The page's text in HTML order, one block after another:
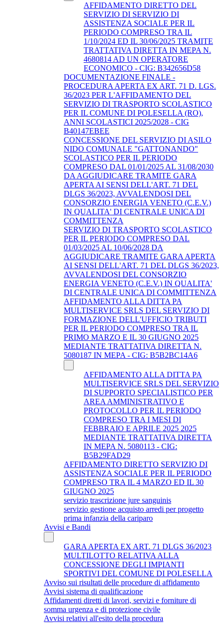
AFFIDAMENTO DIRETTO DEL
SERVIZIO DI SERVIZIO DI
ASSISTENZA SOCIALE PER IL
PERIODO COMPRESO TRA IL
1/10/2024 ED IL 30/06/2025 TRAMITE
TRATTATIVA DIRETTA IN MEPA N.
4680814 AD UN OPERATORE
ECONOMICO - CIG: B342656D58
DOCUMENTAZIONE FINALE -
PROCEDURA APERTA EX ART. 71 D. LGS.
36/2023 PER L'AFFIDAMENTO DEL
SERVIZIO DI TRASPORTO SCOLASTICO
PER IL COMUNE DI POLESELLA (RO),
ANNI SCOLASTICI 2025/2028 - CIG
B40147EBEE
CONCESSIONE DEL SERVIZIO DI ASILO
NIDO COMUNALE "GATTONANDO"
SCOLASTICO PER IL PERIODO
COMPRESO DAL 01/01/2025 AL 31/08/2030
DA AGGIUDICARE TRAMITE GARA
APERTA AI SENSI DELL'ART. 71 DEL
DLGS 36/2023, AVVALENDOSI DEL
CONSORZIO ENERGIA VENETO (C.E.V.)
IN QUALITA' DI CENTRALE UNICA DI
COMMITTENZA
SERVIZIO DI TRASPORTO SCOLASTICO
PER IL PERIODO COMPRESO DAL
01/03/2025 AL 10/06/2028 DA
AGGIUDICARE TRAMITE GARA APERTA
AI SENSI DELL'ART. 71 DEL DLGS 36/2023,
AVVALENDOSI DEL CONSORZIO
ENERGIA VENETO (C.E.V.) IN QUALITA'
DI CENTRALE UNICA DI COMMITTENZA
AFFIDAMENTO ALLA DITTA PA
MULTISERVICE SRLS DEL SERVIZIO DI
FORMAZIONE DELL'UFFICIO TRIBUTI
PER IL PERIODO COMPRESO TRA IL
PRIMO MARZO E IL 30 GIUGNO 2025
MEDIANTE TRATTATIVA DIRETTA N.
5080187 IN MEPA - CIG: B5B2BC14A6
AFFIDAMENTO ALLA DITTA PA
MULTISERVICE SRLS DEL SERVIZIO
DI SUPPORTO SPECIALISTICO PER
AREA AMMINISTRATIVO E
PROTOCOLLO PER IL PERIODO
COMPRESO TRA I MESI DI
FEBBRAIO E APRILE 2025 2025
MEDIANTE TRATTATIVA DIRETTA
IN MEPA N. 5080113 - CIG:
B5B29FAD29
AFFIDAMENTO DIRETTO SERVIZIO DI
ASSISTENZA SOCIALE PER IL PERIODO
COMPRESO TRA IL 4 MARZO ED IL 30
GIUGNO 2025
servizio trascrizione jure sanguinis
servizio gestione acquisto arredi per progetto
prima infanzia della cariparo
Avvisi e Bandi
GARA APERTA EX ART. 71 DLGS 36/2023
MULTILOTTO RELATIVA ALLA
CONCESSIONE DEGLI IMPIANTI
SPORTIVI DEL COMUNE DI POLESELLA
Avviso sui risultati delle procedure di affidamento
Avvisi sistema di qualificazione
Affidamenti diretti di lavori, servizi e forniture di
somma urgenza e di protezione civile
Avvisi relativi all'esito della procedura